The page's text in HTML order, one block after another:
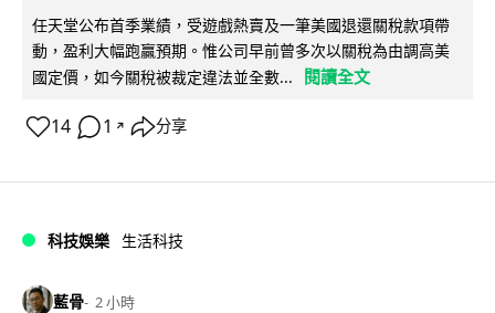
任天堂公布首季業績，受遊戲熱賣及一筆美國退還關稅款項帶
動，盈利大幅跑贏預期。惟公司早前曾多次以關稅為由調高美
國定價，如今關稅被裁定違法並全數...
閱讀全文
14 1 ↗ 分享
科技娛樂 生活科技
藍骨 2 小時